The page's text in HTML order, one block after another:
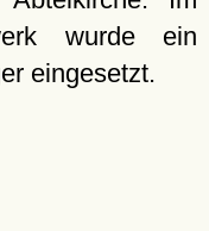
wurde ein
eingesetzt.